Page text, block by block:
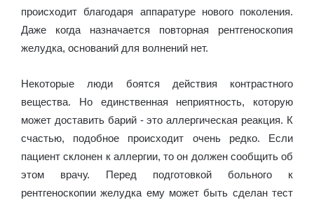
происходит благодаря аппаратуре нового поколения.
Даже когда назначается повторная рентгеноскопия
желудка, оснований для волнений нет.
Некоторые люди боятся действия контрастного
вещества. Но единственная неприятность, которую
может доставить барий - это аллергическая реакция. К
счастью, подобное происходит очень редко. Если
пациент склонен к аллергии, то он должен сообщить об
этом врачу. Перед подготовкой больного к
рентгеноскопии желудка ему может быть сделан тест